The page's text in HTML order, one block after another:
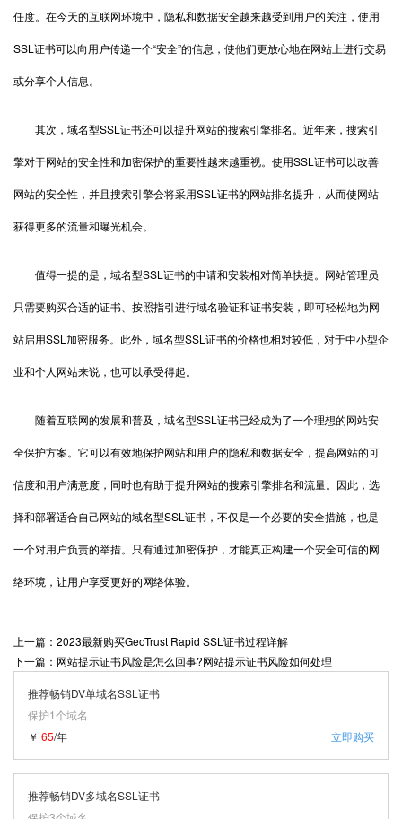
任度。在今天的互联网环境中，隐私和数据安全越来越受到用户的关注，使用
SSL证书可以向用户传递一个“安全”的信息，使他们更放心地在网站上进行交易
或分享个人信息。
其次，域名型SSL证书还可以提升网站的搜索引擎排名。近年来，搜索引
擎对于网站的安全性和加密保护的重要性越来越重视。使用SSL证书可以改善
网站的安全性，并且搜索引擎会将采用SSL证书的网站排名提升，从而使网站
获得更多的流量和曝光机会。
值得一提的是，域名型SSL证书的申请和安装相对简单快捷。网站管理员
只需要购买合适的证书、按照指引进行域名验证和证书安装，即可轻松地为网
站启用SSL加密服务。此外，域名型SSL证书的价格也相对较低，对于中小型企
业和个人网站来说，也可以承受得起。
随着互联网的发展和普及，域名型SSL证书已经成为了一个理想的网站安
全保护方案。它可以有效地保护网站和用户的隐私和数据安全，提高网站的可
信度和用户满意度，同时也有助于提升网站的搜索引擎排名和流量。因此，选
择和部署适合自己网站的域名型SSL证书，不仅是一个必要的安全措施，也是
一个对用户负责的举措。只有通过加密保护，才能真正构建一个安全可信的网
络环境，让用户享受更好的网络体验。
上一篇：2023最新购买GeoTrust Rapid SSL证书过程详解
下一篇：网站提示证书风险是怎么回事?网站提示证书风险如何处理
推荐畅销DV单域名SSL证书
保护1个域名
立即购买
￥ 65/年
推荐畅销DV多域名SSL证书